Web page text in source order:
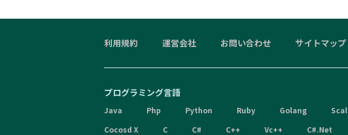
利用規約 運営会社 お問い合わせ サイトマップ
プログラミング言語
Java Php Python Ruby Golang
Cocosd X
C C# C++ Vc++ C#.Net